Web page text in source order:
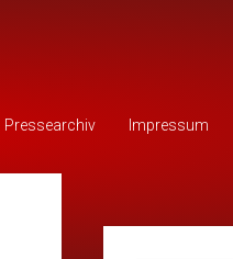
Pressearchiv Impressum